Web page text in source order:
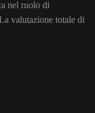
nel ruolo di
valutazione totale di